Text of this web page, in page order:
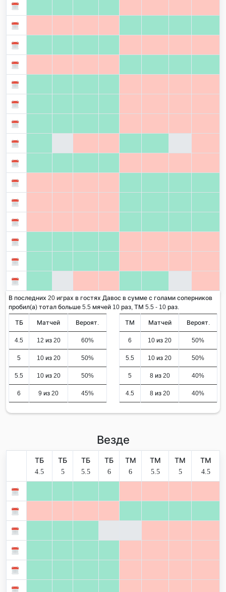
В последних 20 играх в гостях Давос в сумме с голами соперников
пробил(а) тотал больше 5.5 мячей 10 раз, ТМ 5.5 - 10 раз.
ТБ Матчей Вероят.
4.5 12 из 20 60%
5 10 из 20 50%
5.5 10 из 20 50%
6 9 из 20 45%
ТМ Матчей Вероят.
6 10 из 20 50%
5.5 10 из 20 50%
5 8 из 20 40%
4.5 8 из 20 40%
Везде
ТБ
4.5
ТБ
5
ТБ
5.5
ТБ
6
ТМ
6
ТМ
5.5
ТМ
5
ТМ
4.5